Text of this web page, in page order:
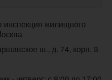
инспекция жилищного
ш., д. 74, корп. 3